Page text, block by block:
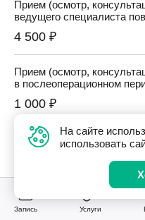
Прием (осмотр,
ведущего специалиста
4 500 ₽
Прием (осмотр,
в послеоперационном
1 000 ₽
Прием (осмотр,
репродуктолога повторный
Прием (осмотр,
Запись Услуги
На сайте
использовать